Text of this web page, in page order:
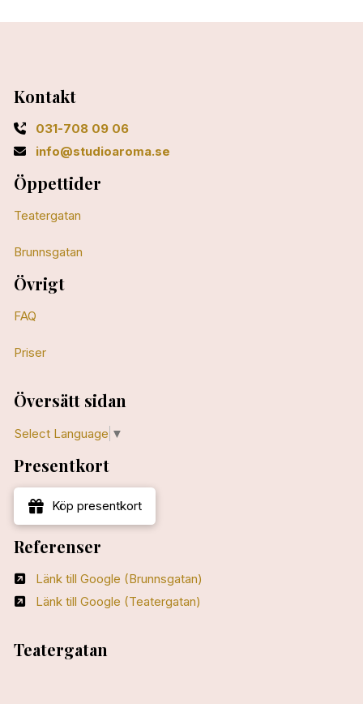
Kontakt
031-708 09 06
info@studioaroma.se
Öppettider
Teatergatan
Brunnsgatan
Övrigt
FAQ
Priser
Översätt sidan
Select Language ▼
Presentkort
Köp presentkort
Referenser
Länk till Google (Brunnsgatan)
Länk till Google (Teatergatan)
Teatergatan